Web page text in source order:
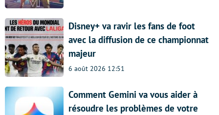
Disney+ va ravir les fans de foot
avec la diffusion de ce championnat
majeur
6 août 2026 12:51
Comment Gemini va vous aider à
résoudre les problèmes de votre